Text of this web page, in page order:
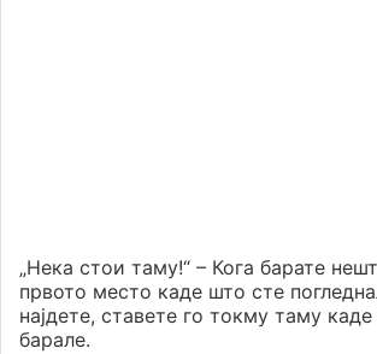
„Нека стои таму!“ – Кога барате
првото место каде што сте
најдете, ставете го токму таму
барале.